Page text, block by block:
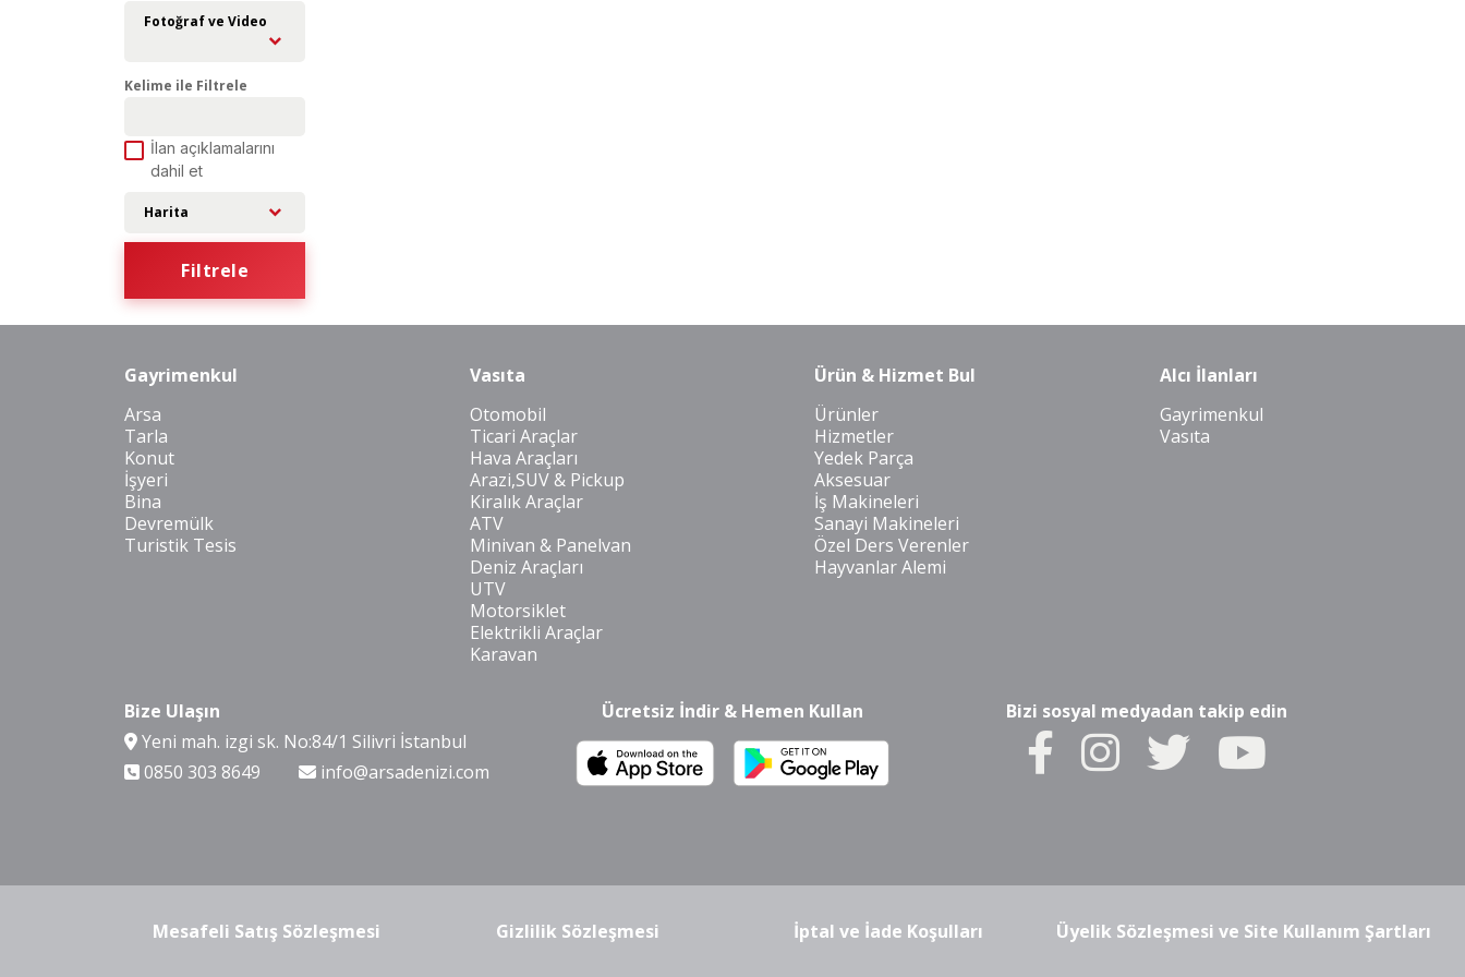
Fotoğraf ve Video
Kelime ile Filtrele
İlan açıklamalarını
dahil et
Harita
Filtrele
Gayrimenkul
Arsa
Tarla
Konut
İşyeri
Bina
Devremülk
Turistik Tesis
Vasıta
Otomobil
Ticari Araçlar
Hava Araçları
Arazi,SUV & Pickup
Kiralık Araçlar
ATV
Minivan & Panelvan
Deniz Araçları
UTV
Motorsiklet
Elektrikli Araçlar
Karavan
Ürün & Hizmet Bul
Ürünler
Hizmetler
Yedek Parça
Aksesuar
İş Makineleri
Sanayi Makineleri
Özel Ders Verenler
Hayvanlar Alemi
Alcı İlanları
Gayrimenkul
Vasıta
Bize Ulaşın
Yeni mah. izgi sk. No:84/1 Silivri İstanbul
0850 303 8649
info@arsadenizi.com
Ücretsiz İndir & Hemen Kullan Bizi sosyal medyadan takip edin
Mesafeli Satış Sözleşmesi Gizlilik Sözleşmesi İptal ve İade Koşulları Üyelik Sözleşmesi ve Site Kullanım Şartları